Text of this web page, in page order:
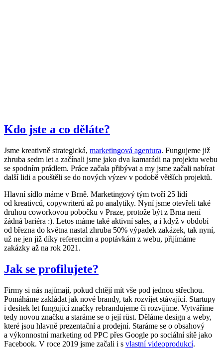
Kdo jste a co děláte?
Jsme kreativně strategická, marketingová agentura. Fungujeme již
zhruba sedm let a začínali jsme jako dva kamarádi na projektu webu
se spodním prádlem. Práce začala přibývat a my jsme začali nabírat
další lidi a pouštěli se do nových výzev v podobě větších projektů.
Hlavní sídlo máme v Brně. Marketingový tým tvoří 25 lidí
od kreativců, copywriterů až po analytiky. Nyní jsme otevřeli také
druhou coworkovou pobočku v Praze, protože být z Brna není
žádná bariéra :). Letos máme také aktivní sales, a i když v období
od března do května nastal zhruba 50% výpadek zakázek, tak nyní,
už ne jen již díky referencím a poptávkám z webu, přijímáme
zakázky až na rok 2021.
Jak se profilujete?
Firmy si nás najímají, pokud chtějí mít vše pod jednou střechou.
Pomáháme zakládat jak nové brandy, tak rozvíjet stávající. Startupy
i desítek let fungující značky rebrandujeme či rozvíjíme. Vytváříme
tedy novou značku a staráme se o její růst. Děláme design a weby,
které jsou hlavně prezentační a prodejní. Staráme se o obsahový
a výkonnostní marketing od PPC přes Google po sociální sítě jako
Facebook. V roce 2019 jsme začali i s vlastní videoprodukcí.